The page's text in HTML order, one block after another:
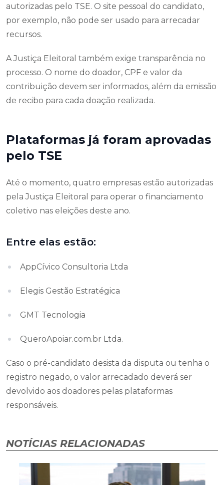
autorizadas pelo TSE. O site pessoal do candidato,
por exemplo, não pode ser usado para arrecadar
recursos.
A Justiça Eleitoral também exige transparência no
processo. O nome do doador, CPF e valor da
contribuição devem ser informados, além da emissão
de recibo para cada doação realizada.
Plataformas já foram aprovadas
pelo TSE
Até o momento, quatro empresas estão autorizadas
pela Justiça Eleitoral para operar o financiamento
coletivo nas eleições deste ano.
Entre elas estão:
AppCívico Consultoria Ltda
Elegis Gestão Estratégica
GMT Tecnologia
QueroApoiar.com.br Ltda.
Caso o pré-candidato desista da disputa ou tenha o
registro negado, o valor arrecadado deverá ser
devolvido aos doadores pelas plataformas
responsáveis.
NOTÍCIAS RELACIONADAS